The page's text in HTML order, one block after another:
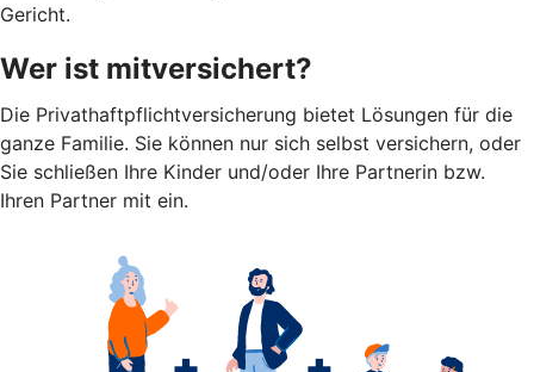
Gericht.
Wer ist mitversichert?
Die Privathaftpflichtversicherung bietet Lösungen für die
ganze Familie. Sie können nur sich selbst versichern, oder
Sie schließen Ihre Kinder und/oder Ihre Partnerin bzw.
Ihren Partner mit ein.